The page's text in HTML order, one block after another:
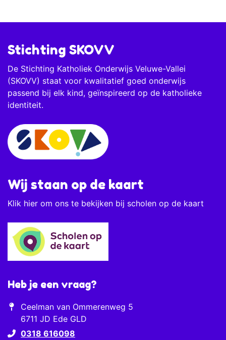
Stichting SKOVV
De Stichting Katholiek Onderwijs Veluwe-Vallei
(SKOVV) staat voor kwalitatief goed onderwijs
passend bij elk kind, geïnspireerd op de katholieke
identiteit.
Wij staan op de kaart
Klik hier om ons te bekijken bij scholen op de kaart
Heb je een vraag?
Ceelman van Ommerenweg 5
6711 JD Ede GLD
0318 616098